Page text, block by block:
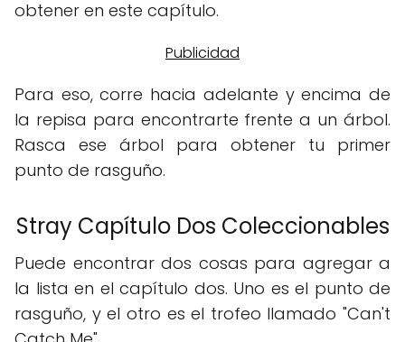
obtener en este capítulo.
Para eso, corre hacia adelante y encima de
la repisa para encontrarte frente a un árbol.
Rasca ese árbol para obtener tu primer
punto de rasguño.
Stray Capítulo Dos Coleccionables
Puede encontrar dos cosas para agregar a
la lista en el capítulo dos. Uno es el punto de
rasguño, y el otro es el trofeo llamado "Can't